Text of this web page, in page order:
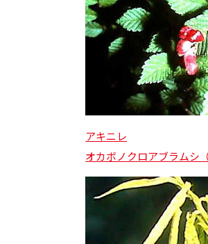
アキニレ
オカボノクロアブラムシ